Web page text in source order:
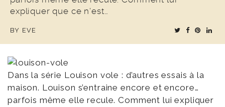
expliquer que ce n’est…
BY EVE
Dans la série Louison vole : d’autres essais à la
maison. Louison s’entraine encore et encore…
parfois même elle recule. Comment lui expliquer